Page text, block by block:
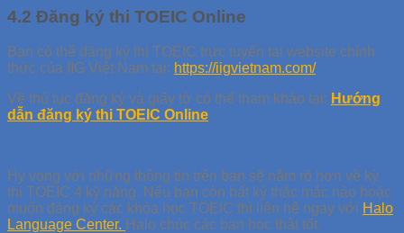
4.2 Đăng ký thi TOEIC Online
Bạn có thể đăng ký thi TOEIC trực tuyến tại website chính
thức của IIG Việt Nam tại: https://iigvietnam.com/
Về thủ tục đăng ký và giấy tờ có thể tham khảo tại: Hướng
dẫn đăng ký thi TOEIC Online
Hy vọng với những thông tin trên bạn sẽ nắm rõ hơn về kỳ
thi TOEIC 4 kỹ năng. Nếu bạn còn bất kỳ thắc mắc nào hoặc
muốn đăng ký các khóa học TOEIC thì liên hệ ngay với Halo
Language Center. Halo chúc các bạn học thật tốt.